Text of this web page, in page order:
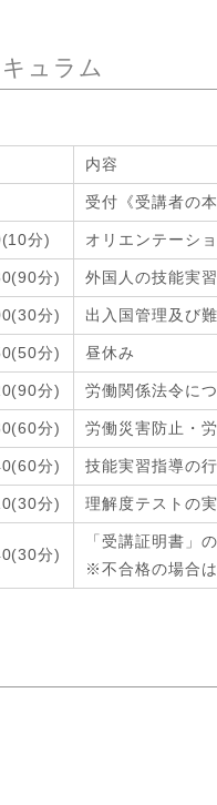
ュラム
内容
受付《受講者の本
分) オリエンテーシ
分) 外国人の技能実
(30分) 出入国管理及び
(50分) 昼休み
(90分) 労働関係法令に
(60分) 労働災害防止・
(60分) 技能実習指導の
(30分) 理解度テストの
(30分)
「受講証明書」
※不合格の場合